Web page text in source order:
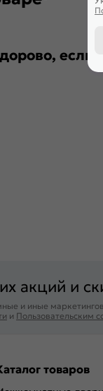
если
акций и
и иные
и Пользовательским
товаров